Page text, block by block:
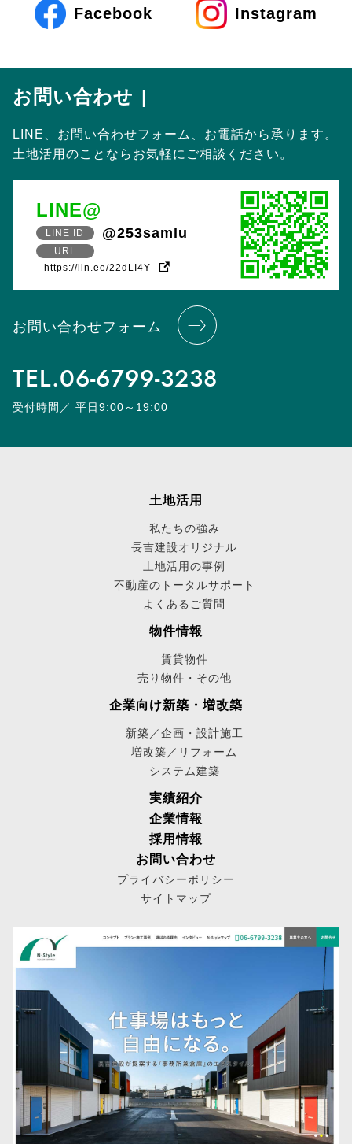
Facebook Instagram
お問い合わせ
LINE、お問い合わせフォーム、お電話から承ります。
土地活用のことならお気軽にご相談ください。
LINE@
LINE ID @253samlu
URL
https://lin.ee/22dLI4Y
お問い合わせフォーム
TEL.06-6799-3238
受付時間／ 平日9:00～19:00
土地活用
私たちの強み
長吉建設オリジナル
土地活用の事例
不動産のトータルサポート
よくあるご質問
物件情報
賃貸物件
売り物件・その他
企業向け新築・増改築
新築／企画・設計施工
増改築／リフォーム
システム建築
実績紹介
企業情報
採用情報
お問い合わせ
プライバシーポリシー
サイトマップ